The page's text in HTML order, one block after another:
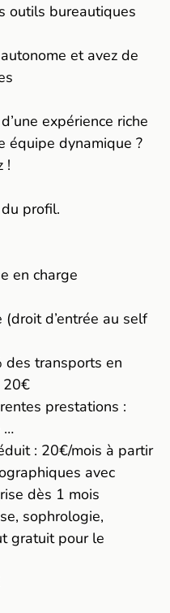
outils bureautiques
et avez de
expérience riche
équipe dynamique ?
!
profil.
en charge
d’entrée au self
des transports en
20€
prestations :
…
: 20€/mois à partir
avec
dès 1 mois
sophrologie,
gratuit pour le